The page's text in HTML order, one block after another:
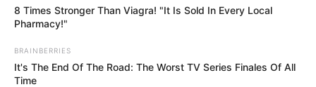
HOME
8 Times Stronger Than Viagra! "It Is Sold In Every Local
Pharmacy!"
BRAINBERRIES
It's The End Of The Road: The Worst TV Series Finales Of All
Time